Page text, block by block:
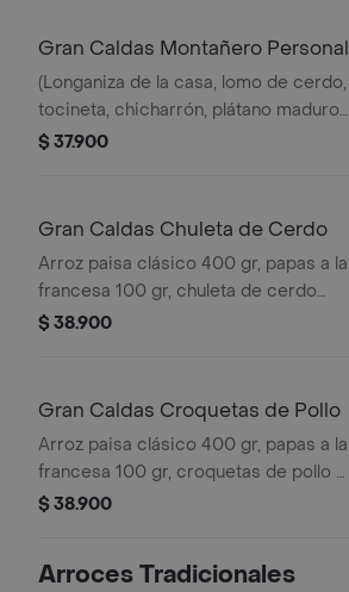
Gran Caldas Montañero Personal
(Longaniza de la casa, lomo de cerdo,
tocineta, chicharrón, plátano maduro y
maíz tierno) + .guandolo o gaseosa
$ 37.900
Gran Caldas Chuleta de Cerdo
Arroz paisa clásico 400 gr, papas a la
francesa 100 gr, chuleta de cerdo
200 gr, guandolo o gaseosa 250 ml.
$ 38.900
Gran Caldas Croquetas de Pollo
Arroz paisa clásico 400 gr, papas a la
francesa 100 gr, croquetas de pollo 3
und rellenas de queso, tocineta,
$ 38.900
Arroces Tradicionales